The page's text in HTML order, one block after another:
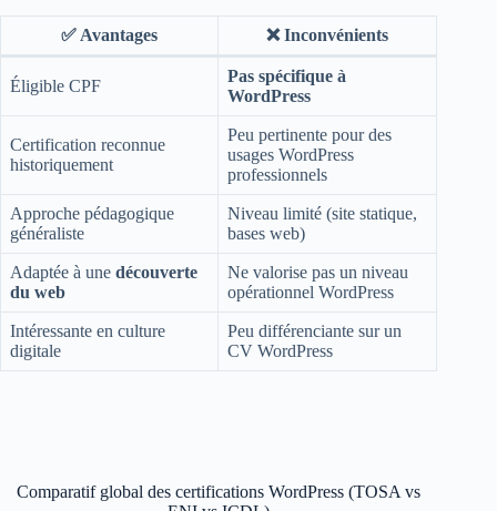
✅ Avantages ❌ Inconvénients
Éligible CPF
Pas spécifique à
WordPress
Certification reconnue
historiquement
Peu pertinente pour des
usages WordPress
professionnels
Approche pédagogique
généraliste
Niveau limité (site statique,
bases web)
Adaptée à une découverte
du web
Ne valorise pas un niveau
opérationnel WordPress
Intéressante en culture
digitale
Peu différenciante sur un
CV WordPress
Comparatif global des certifications WordPress (TOSA vs